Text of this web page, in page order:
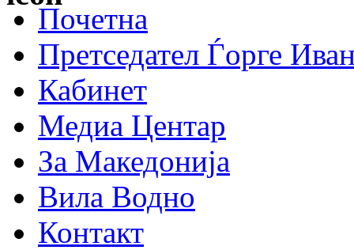
Почетна
Претседател Ѓорге
Кабинет
Медиа Центар
За Македонија
Вила Водно
Контакт